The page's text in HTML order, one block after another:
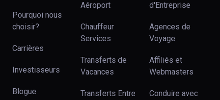
Pourquoi nous
choisir?
Carrières
Investisseurs
Blogue
Aéroport
Chauffeur
Services
Transferts de
Vacances
Transferts Entre
d'Entreprise
Agences de
Voyage
Affiliés et
Webmasters
Conduire avec